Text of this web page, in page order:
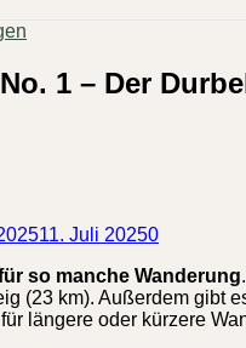
1 – Der
11. Juli 20250
so manche Wanderung
(23 km). Außerdem gibt
längere oder kürzere